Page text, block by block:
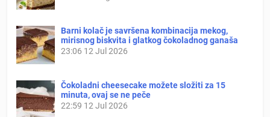
Barni kolač je savršena kombinacija mekog,
mirisnog biskvita i glatkog čokoladnog ganaša
23:06 12 Jul 2026
Čokoladni cheesecake možete složiti za 15
minuta, ovaj se ne peče
22:59 12 Jul 2026